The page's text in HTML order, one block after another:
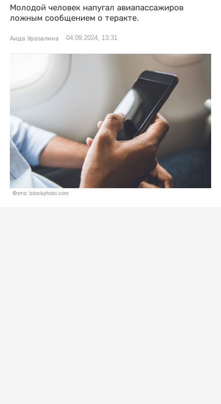
Молодой человек напугал авиапассажиров
ложным сообщением о теракте.
Аида Уразалина 04.09.2024, 13:31
Фото: istockphoto.com